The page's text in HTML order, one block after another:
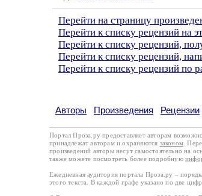
Перейти на страницу
Перейти к списку рецензий на
Перейти к списку рецензий,
Перейти к списку рецензий,
Перейти к списку рецензий по
Авторы Произведения Рецензии
Портал Проза.ру предоставляет авторам
принадлежат авторам и охраняются законом .
произведений авторы несут самостоятельно на
также можете посмотреть более подробную
Ежедневная аудитория портала Проза.ру –
этого текста. В каждой графе указано по две